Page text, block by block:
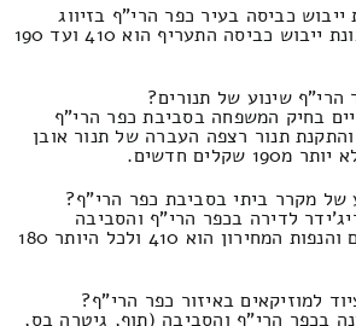
כביסה בעיר כפר הרי"ף בזיווג
להתקין העברה של מכונת ייבוש כביסה התעריף הוא 410 ועד 190
שינוע של תנורים?
בחיק המשפחה בסביבת כפר הרי"ף
תנור רצפה העברה של תנור אובן
של מקרר ביתי בסביבת כפר הרי"ף?
לדירה בכפר הרי"ף והסביבה
בהוספת עבודת מרימים והנפות המחירון הוא 410 ולכל היותר 180
למוזיקאים באיזור כפר הרי"ף?
בכפר הרי"ף והסביבה (תוף, גיטרה בס,